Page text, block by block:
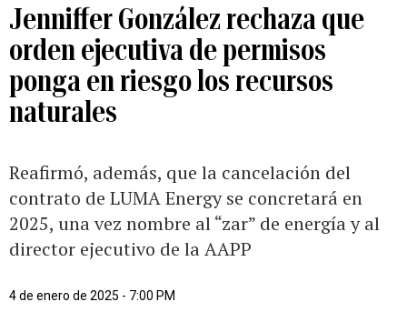
Jenniffer González rechaza que
orden ejecutiva de permisos
ponga en riesgo los recursos
naturales
Reafirmó, además, que la cancelación del
contrato de LUMA Energy se concretará en
2025, una vez nombre al “zar” de energía y al
director ejecutivo de la AAPP
4 de enero de 2025 - 7:00 PM